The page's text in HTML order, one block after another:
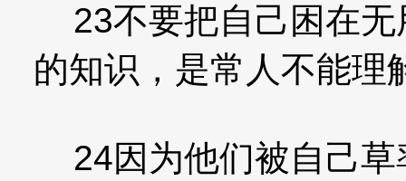
23不要把自己困在无
的知识，是常人不能理
24因为他们被自己草